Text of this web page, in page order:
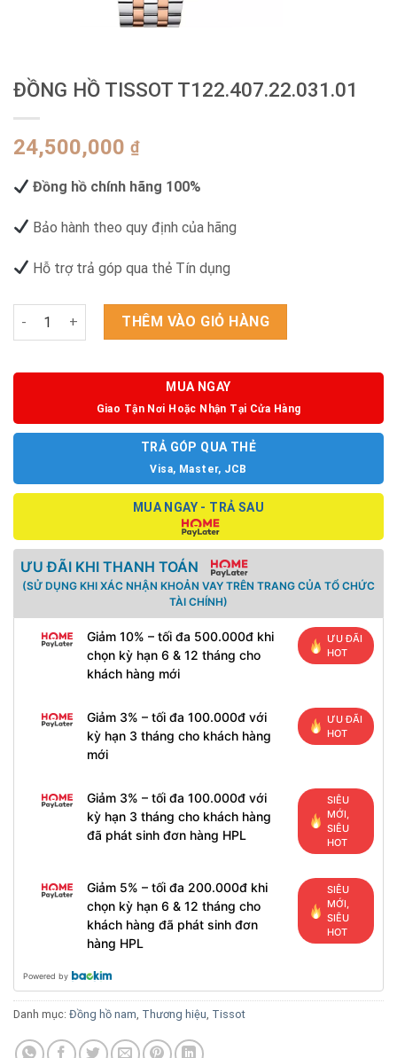
ĐỒNG HỒ TISSOT T122.407.22.031.01
24,500,000 ₫
Đồng hồ chính hãng 100%
Bảo hành theo quy định của hãng
Hỗ trợ trả góp qua thẻ Tín dụng
ĐỒNG HỒ TISSOT T122.407.22.031.01 số lượng
THÊM VÀO GIỎ HÀNG
MUA NGAY
Giao Tận Nơi Hoặc Nhận Tại Cửa Hàng
TRẢ GÓP QUA THẺ
Visa, Master, JCB
MUA NGAY - TRẢ SAU
ƯU ĐÃI KHI THANH TOÁN
(SỬ DỤNG KHI XÁC NHẬN KHOẢN VAY TRÊN TRANG CỦA TỔ CHỨC
TÀI CHÍNH)
Giảm 10% – tối đa 500.000đ khi
chọn kỳ hạn 6 & 12 tháng cho
khách hàng mới
ƯU ĐÃI
HOT
Giảm 3% – tối đa 100.000đ với
kỳ hạn 3 tháng cho khách hàng
mới
ƯU ĐÃI
HOT
Giảm 3% – tối đa 100.000đ với
kỳ hạn 3 tháng cho khách hàng
đã phát sinh đơn hàng HPL
SIÊU
MỚI,
SIÊU
HOT
Giảm 5% – tối đa 200.000đ khi
chọn kỳ hạn 6 & 12 tháng cho
khách hàng đã phát sinh đơn
hàng HPL
SIÊU
MỚI,
SIÊU
HOT
Powered by
Danh mục: Đồng hồ nam, Thương hiệu, Tissot